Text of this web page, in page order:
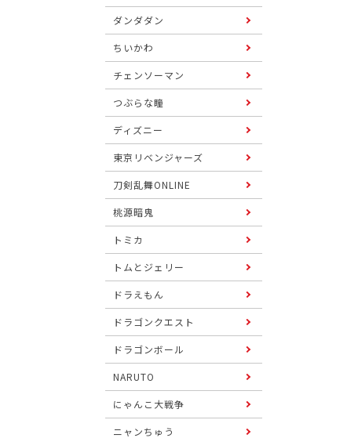
ダンダダン
ちいかわ
チェンソーマン
つぶらな瞳
ディズニー
東京リベンジャーズ
刀剣乱舞ONLINE
桃源暗鬼
トミカ
トムとジェリー
ドラえもん
ドラゴンクエスト
ドラゴンボール
NARUTO
にゃんこ大戦争
ニャンちゅう